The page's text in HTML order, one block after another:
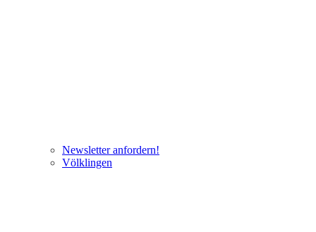
Newsletter anfordern!
Völklingen